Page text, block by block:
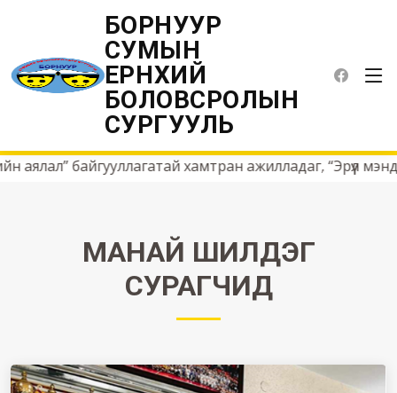
БОРНУУР
СУМЫН
ЕРӨНХИЙ
БОЛОВСРОЛЫН
СУРГУУЛЬ
Сурагчдын амжилт
Бидний амжилт
хамтран ажилладаг, “Эрүүл
МАНАЙ ШИЛДЭГ
СУРАГЧИД